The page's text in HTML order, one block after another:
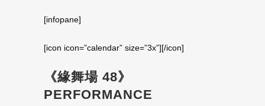
[infopane]
[icon icon=”calendar” size=”3x”][/icon]
《緣舞場 48》
PERFORMANCE